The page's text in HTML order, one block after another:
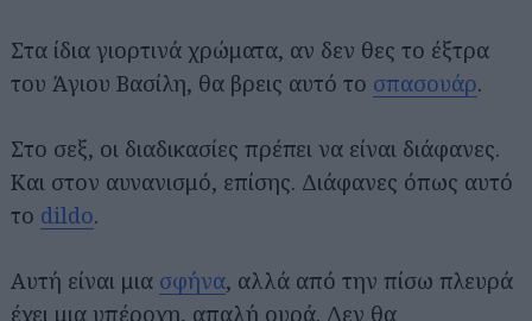
Στα ίδια γιορτινά χρώματα, αν δεν θες το έξτρα
του Άγιου Βασίλη, θα βρεις αυτό το σπασουάρ.
Στο σεξ, οι διαδικασίες πρέπει να είναι διάφανες.
Και στον αυνανισμό, επίσης. Διάφανες όπως αυτό
το dildo.
Αυτή είναι μια σφήνα, αλλά από την πίσω πλευρά
έχει μια υπέροχη, απαλή ουρά. Δεν θα